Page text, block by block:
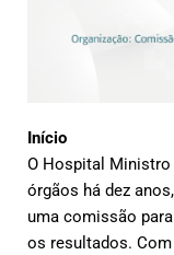
Início
O Hospital
órgãos há dez
uma comissão
os resultados.